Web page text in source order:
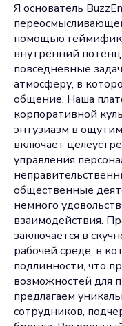
Я основатель
помощью
внутренний
повседневные
атмосферу, в
общение. Наша
корпоративной
энтузиазм в
включает
управления
общественные
немного
взаимодействия.
заключается в
рабочей среде, в
подлинности, что
возможностей для
предлагаем
сотрудников,